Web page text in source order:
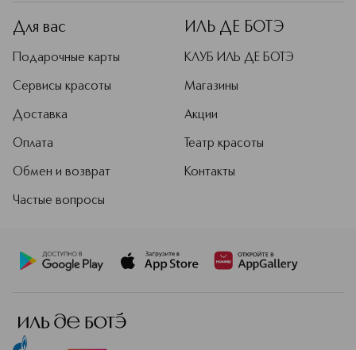
Для вас
Подарочные карты
Сервисы красоты
Доставка
Оплата
Обмен и возврат
Частые вопросы
ИЛЬ ДЕ БОТЭ
КЛУБ ИЛЬ ДЕ БОТЭ
Магазины
Акции
Театр красоты
Контакты